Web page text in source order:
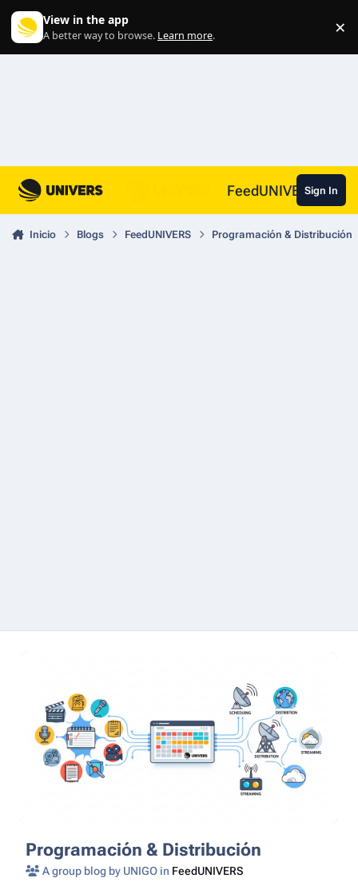
View in the app
A better way to browse. Learn more. ×
FeedUNIVERSSign In
Inicio Blogs FeedUNIVERS Programación & Distribución
Programación & Distribución
A group blog by UNIGO in FeedUNIVERS